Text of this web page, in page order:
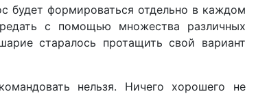
будет формироваться отдельно в каждом
с помощью множества различных
старалось протащить свой вариант
нельзя. Ничего хорошего не